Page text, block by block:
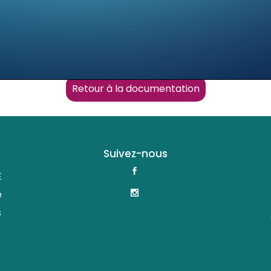
Retour à la documentation
Suivez-nous